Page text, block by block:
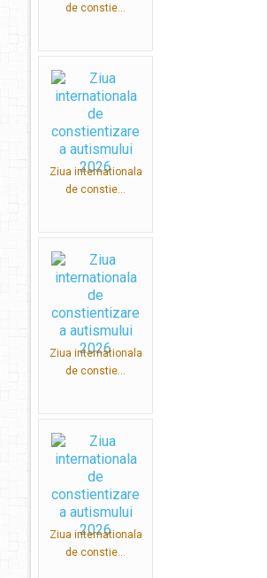
de constie...
Ziua internationala
de constie...
Ziua internationala
de constie...
Ziua internationala
de constie...